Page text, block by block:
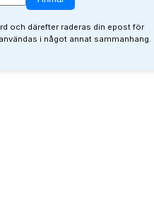
och därefter raderas din epost för
i något annat sammanhang.